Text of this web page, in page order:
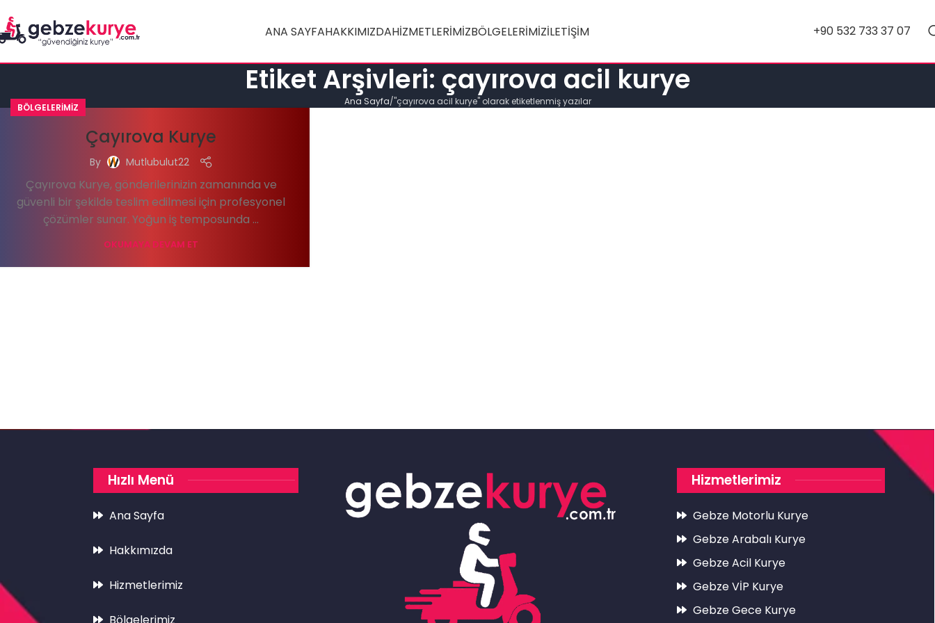
ANA SAYFAHAKKIMIZDAHIZMETLERIMIZBÖLGELERIMIZİLETIŞIM +90 532 733 37 07
Etiket Arşivleri: çayırova acil kurye
Ana Sayfa "çayırova acil kurye" olarak etiketlenmiş yazılar
BÖLGELERIMIZ
Çayırova Kurye
By Mutlubulut22
Çayırova Kurye, gönderilerinizin zamanında ve
güvenli bir şekilde teslim edilmesi için profesyonel
çözümler sunar. Yoğun iş temposunda ...
OKUMAYA DEVAM ET
Hızlı Menü
Ana Sayfa
Hakkımızda
Hizmetlerimiz
Bölgelerimiz
Hizmetlerimiz
Gebze Motorlu Kurye
Gebze Arabalı Kurye
Gebze Acil Kurye
Gebze VİP Kurye
Gebze Gece Kurye